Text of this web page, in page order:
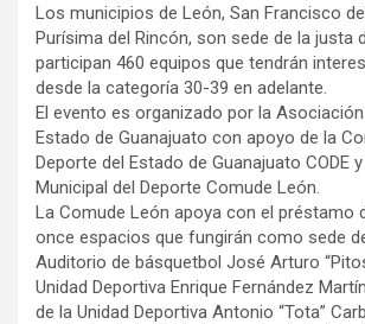
Los municipios de León, San Francisco
Purísima del Rincón, son sede de la justa
participan 460 equipos que tendrán
desde la categoría 30-39 en adelante.
El evento es organizado por la
Estado de Guanajuato con apoyo de la
Deporte del Estado de Guanajuato CODE
Municipal del Deporte Comude León.
La Comude León apoya con el préstamo
once espacios que fungirán como sede
Auditorio de básquetbol José Arturo
Unidad Deportiva Enrique Fernández
de la Unidad Deportiva Antonio “Tota”